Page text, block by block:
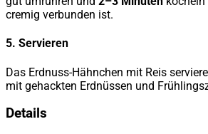
cremig verbunden ist.
5. Servieren
Das Erdnuss-Hähnchen mit Reis
mit gehackten Erdnüssen und
Details